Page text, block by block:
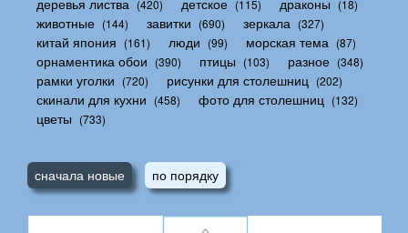
деревья листва (420) детское (115) драконы (18)
животные (144) завитки (690) зеркала (327)
китай япония (161) люди (99) морская тема (87)
орнаментика обои (390) птицы (103) разное (348)
рамки уголки (720) рисунки для столешниц (202)
скинали для кухни (458) фото для столешниц (132)
цветы (733)
сначала новые по порядку